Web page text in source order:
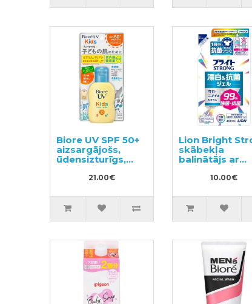
Biore UV SPF 50+
aizsargājošs,
ūdensizturīgs,
mitrinošs
sauļošanās
70ml
21.00€
Lion Bright
skābekļa
balinātājs ar
antibakteriālu
iedarbību,
10.00€